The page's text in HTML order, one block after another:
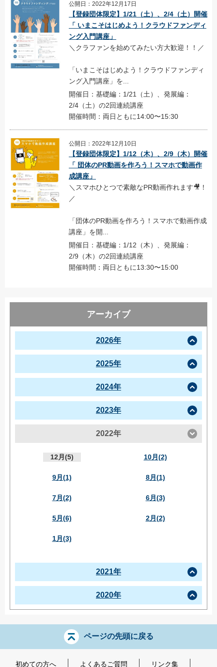
公開日：2022年12月17日
【登録団体限定】1/21（土）、2/4（土）開催
「 いまこそはじめよう！クラウドファンディ
ング入門講座」
＼クラファンを始めてみたい方大歓迎！！／
「いまこそはじめよう！クラウドファンディ
ング入門講座」を...
開催日：基礎編：1/21（土）、発展編：
2/4（土）の2回連続講座
開催時間：両日ともに14:00〜15:30
公開日：2022年12月10日
【登録団体限定】1/12（木）、2/9（木）開催
「 団体のPR動画を作ろう！スマホで動画作
成講座」
＼スマホひとつで素敵なPR動画作れます🎥！
／
「団体のPR動画を作ろう！スマホで動画作成
講座」を開...
開催日：基礎編：1/12（木）、発展編：
2/9（木）の2回連続講座
開催時間：両日ともに13:30〜15:00
アーカイブ
2026年
2025年
2024年
2023年
2022年
12月(5) 10月(2)
9月(1) 8月(1)
7月(2) 6月(3)
5月(6) 2月(2)
1月(3)
2021年
2020年
ページの先頭に戻る
初めての方へ よくあるご質問 リンク集